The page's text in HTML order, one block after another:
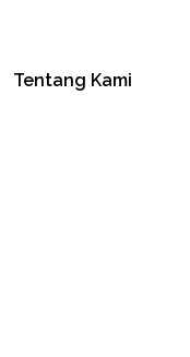
Tentang Kami